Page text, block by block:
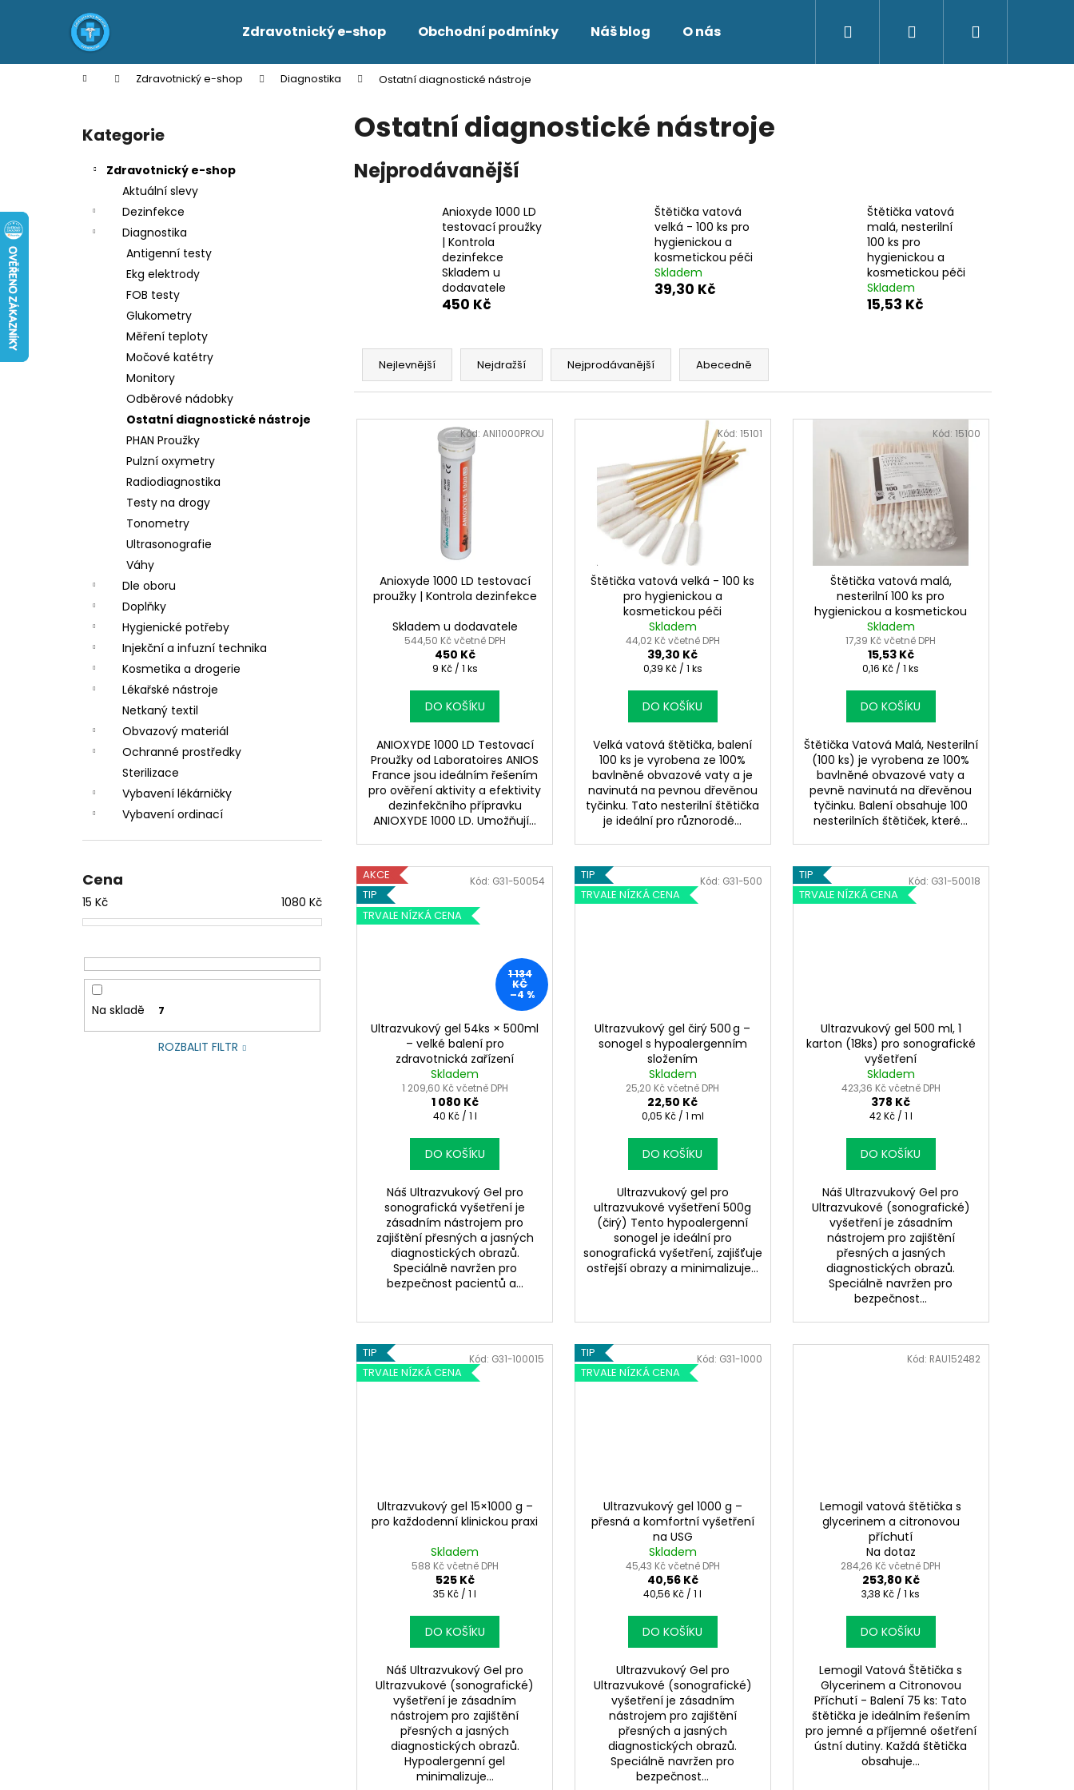
Zdravotnický e-shop Obchodní podmínky Náš blog O nás Přihlášení
Domů Zdravotnický e-shop Diagnostika Ostatní diagnostické nástroje
Přeskočit
kategorie
Kategorie
Zdravotnický e-shop
Aktuální slevy
Dezinfekce
Diagnostika
Antigenní testy
Ekg elektrody
FOB testy
Glukometry
Měření teploty
Močové katétry
Monitory
Odběrové nádobky
Ostatní diagnostické nástroje
PHAN Proužky
Pulzní oxymetry
Radiodiagnostika
Testy na drogy
Tonometry
Ultrasonografie
Váhy
Dle oboru
Doplňky
Hygienické potřeby
Injekční a infuzní technika
Kosmetika a drogerie
Lékařské nástroje
Netkaný textil
Obvazový materiál
Ochranné prostředky
Sterilizace
Vybavení lékárničky
Vybavení ordinací
Cena
15 Kč 1080 Kč
Na skladě 7
ROZBALIT FILTR
Ostatní diagnostické nástroje
Nejprodávanější
Anioxyde 1000 LD
testovací proužky
| Kontrola
dezinfekce
Skladem u
dodavatele
450 Kč
Štětička vatová
velká - 100 ks pro
hygienickou a
kosmetickou péči
Skladem
39,30 Kč
Štětička vatová
malá, nesterilní
100 ks pro
hygienickou a
kosmetickou péči
Skladem
15,53 Kč
Ř
z
Nejlevnější Nejdražší Nejprodávanější Abecedně
V
Anioxyde 1000 LD testovací
proužky | Kontrola dezinfekce
Skladem u dodavatele
544,50 Kč včetně DPH
450 Kč
Měrná
9 Kč / 1 ks
DO KOŠÍKU
ANIOXYDE 1000 LD Testovací
Proužky od Laboratoires ANIOS
France jsou ideálním řešením
pro ověření aktivity a efektivity
dezinfekčního přípravku
ANIOXYDE 1000 LD. Umožňují...
Kód:ANI1000PROU
Štětička vatová velká - 100 ks
pro hygienickou a
kosmetickou péči
Skladem
44,02 Kč včetně DPH
39,30 Kč
Měrná
0,39 Kč / 1 ks
DO KOŠÍKU
Velká vatová štětička, balení
100 ks je vyrobena ze 100%
bavlněné obvazové vaty a je
navinutá na pevnou dřevěnou
tyčinku. Tato nesterilní štětička
je ideální pro různorodé...
Kód: 15101
Štětička vatová malá,
nesterilní 100 ks pro
hygienickou a kosmetickou
péči
Skladem
17,39 Kč včetně DPH
15,53 Kč
Měrná
0,16 Kč / 1 ks
DO KOŠÍKU
Štětička Vatová Malá, Nesterilní
(100 ks) je vyrobena ze 100%
bavlněné obvazové vaty a
pevně navinutá na dřevěnou
tyčinku. Balení obsahuje 100
nesterilních štětiček, které...
Kód: 15100
AKCE
TIP
TRVALE NÍZKÁ CENA
1 134
KČ
–4 %
Ultrazvukový gel 54ks × 500ml
– velké balení pro
zdravotnická zařízení
Skladem
1 209,60 Kč včetně DPH
1 080 Kč
Měrná
40 Kč / 1 l
DO KOŠÍKU
Náš Ultrazvukový Gel pro
sonografická vyšetření je
zásadním nástrojem pro
zajištění přesných a jasných
diagnostických obrazů.
Speciálně navržen pro
bezpečnost pacientů a...
Kód: G31-50054
TIP
TRVALE NÍZKÁ CENA
Ultrazvukový gel čirý 500 g –
sonogel s hypoalergenním
složením
Skladem
25,20 Kč včetně DPH
22,50 Kč
Měrná
0,05 Kč / 1 ml
DO KOŠÍKU
Ultrazvukový gel pro
ultrazvukové vyšetření 500g
(čirý) Tento hypoalergenní
sonogel je ideální pro
sonografická vyšetření, zajišťuje
ostřejší obrazy a minimalizuje...
Kód: G31-500
TIP
TRVALE NÍZKÁ CENA
Ultrazvukový gel 500 ml, 1
karton (18ks) pro sonografické
vyšetření
Skladem
423,36 Kč včetně DPH
378 Kč
Měrná
42 Kč / 1 l
DO KOŠÍKU
Náš Ultrazvukový Gel pro
Ultrazvukové (sonografické)
vyšetření je zásadním
nástrojem pro zajištění
přesných a jasných
diagnostických obrazů.
Speciálně navržen pro
bezpečnost...
Kód: G31-50018
TIP
TRVALE NÍZKÁ CENA
Ultrazvukový gel 15×1000 g –
pro každodenní klinickou praxi
Skladem
588 Kč včetně DPH
525 Kč
Měrná
35 Kč / 1 l
DO KOŠÍKU
Náš Ultrazvukový Gel pro
Ultrazvukové (sonografické)
vyšetření je zásadním
nástrojem pro zajištění
přesných a jasných
diagnostických obrazů.
Hypoalergenní gel
minimalizuje...
Kód: G31-100015
TIP
TRVALE NÍZKÁ CENA
Ultrazvukový gel 1000 g –
přesná a komfortní vyšetření
na USG
Skladem
45,43 Kč včetně DPH
40,56 Kč
Měrná
40,56 Kč / 1 l
DO KOŠÍKU
Ultrazvukový Gel pro
Ultrazvukové (sonografické)
vyšetření je zásadním
nástrojem pro zajištění
přesných a jasných
diagnostických obrazů.
Speciálně navržen pro
bezpečnost...
Kód: G31-1000
Lemogil vatová štětička s
glycerinem a citronovou
příchutí
Na dotaz
284,26 Kč včetně DPH
253,80 Kč
Měrná
3,38 Kč / 1 ks
DO KOŠÍKU
Lemogil Vatová Štětička s
Glycerinem a Citronovou
Příchutí - Balení 75 ks: Tato
štětička je ideálním řešením
pro jemné a příjemné ošetření
ústní dutiny. Každá štětička
obsahuje...
Kód: RAU152482
í
Zpět
do
Zpět
do
Co potřebujete najít?
Doporučujeme